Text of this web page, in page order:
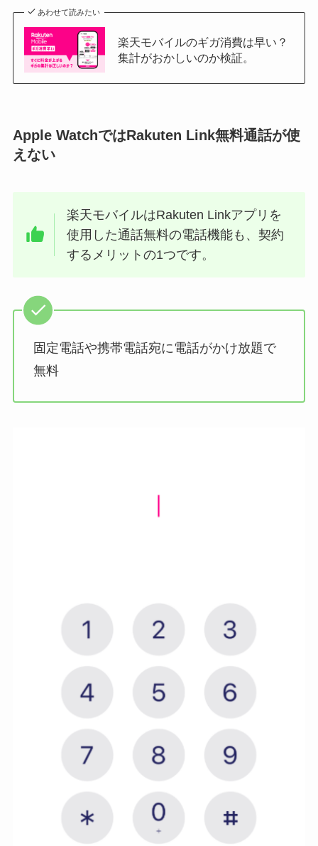
あわせて読みたい
楽天モバイルのギガ消費は早い？
集計がおかしいのか検証。
Apple WatchではRakuten Link無料通話が使
えない
楽天モバイルはRakuten Linkアプリを
使用した通話無料の電話機能も、契約
するメリットの1つです。
固定電話や携帯電話宛に電話がかけ放題で
無料